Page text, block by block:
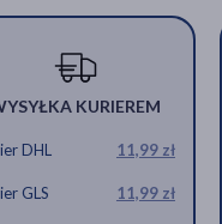
KURIEREM
DHL 11,99 zł
GLS 11,99 zł